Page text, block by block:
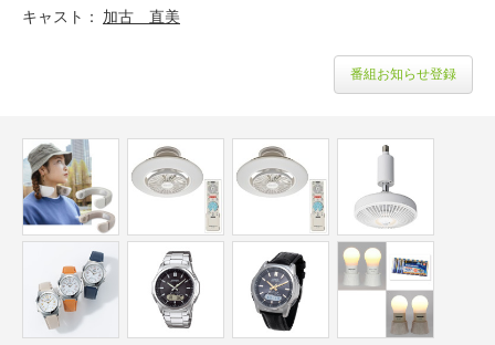
キャスト 加古 直美
番組お知らせ登録